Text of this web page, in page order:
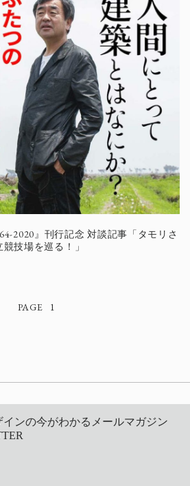
2020』刊行記念 対談記事「タモリさ
技場を巡る！」
1
インの今がわかるメールマガジン